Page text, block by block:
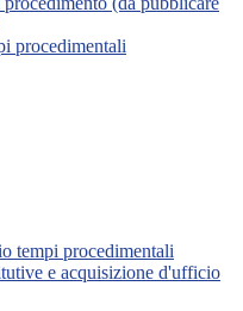
procedimentali
tempi procedimentali
e acquisizione d'ufficio